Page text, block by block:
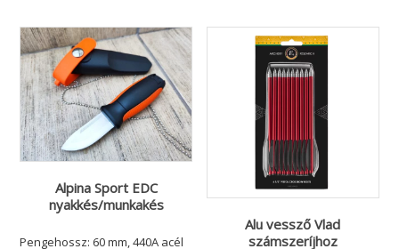
Alpina Sport EDC
nyakkés/munkakés
Pengehossz: 60 mm, 440A acél
Alu vessző Vlad
számszeríjhoz